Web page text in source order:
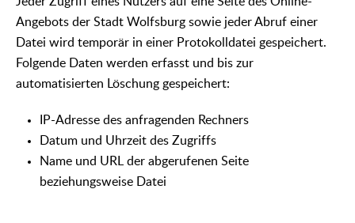
Angebots der Stadt Wolfsburg sowie jeder Abruf einer
Datei wird temporär in einer Protokolldatei gespeichert.
Folgende Daten werden erfasst und bis zur
automatisierten Löschung gespeichert:
IP-Adresse des anfragenden Rechners
Datum und Uhrzeit des Zugriffs
Name und URL der abgerufenen Seite
beziehungsweise Datei